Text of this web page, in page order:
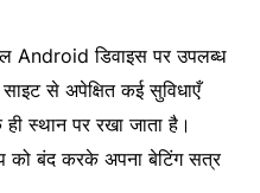
Android डिवाइस पर उपलब्ध
से अपेक्षित कई सुविधाएँ
स्थान पर रखा जाता है।
को बंद करके अपना बेटिंग सत्र